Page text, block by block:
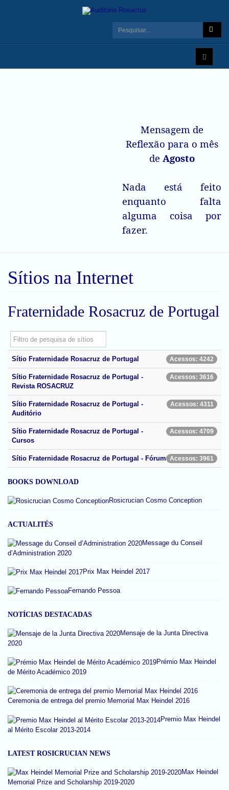
Mensagem de
Reflexão para o mês
de Agosto
Nada está feito
enquanto falta
alguma coisa por
fazer.
Sítios na Internet
Fraternidade Rosacruz de Portugal
Não publicado Filtro
Acessos: 4242
Sítio Fraternidade Rosacruz de Portugal
Acessos: 3616
Sítio Fraternidade Rosacruz de Portugal -
Revista ROSACRUZ
Acessos: 4311
Sítio Fraternidade Rosacruz de Portugal -
Auditório
Acessos: 4709
Sítio Fraternidade Rosacruz de Portugal -
Cursos
Acessos: 3961
Sítio Fraternidade Rosacruz de Portugal - Fórum
BOOKS DOWNLOAD
Rosicrucian Cosmo Conception
ACTUALITÉS
Message du Conseil
d’Administration 2020
Prix Max Heindel 2017
Fernando Pessoa
NOTÍCIAS DESTACADAS
Mensaje de la Junta Directiva
2020
Prémio Max Heindel
de Mérito Académico 2019
Ceremonia de entrega del premio Memorial Max Heindel 2016
Premio Max Heindel
al Mérito Escolar 2013-2014
LATEST ROSICRUCIAN NEWS
Max Heindel
Memorial Prize and Scholarship 2019-2020